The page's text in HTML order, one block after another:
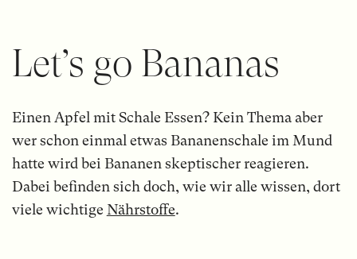
Let’s go Bananas
Einen Apfel mit Schale Essen? Kein Thema aber
wer schon einmal etwas Bananenschale im Mund
hatte wird bei Bananen skeptischer reagieren.
Dabei befinden sich doch, wie wir alle wissen, dort
viele wichtige Nährstoffe.